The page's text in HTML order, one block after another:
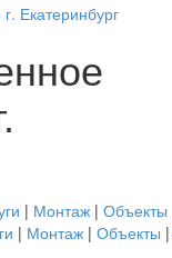
| Монтаж | Объекты
| Монтаж | Объекты |